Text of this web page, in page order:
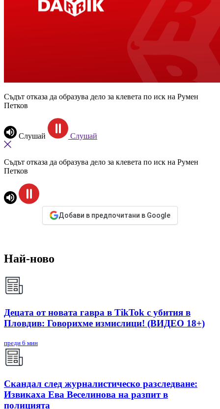
Съдът отказа да образува дело за клевета по иск на Румен
Петков
Слушай Слушай
Съдът отказа да образува дело за клевета по иск на Румен
Петков
Добави в предпочитани в Google
Най-ново
Децата от новата гавра в TikTok с убития в
Пловдив: Говорихме измислици! (ВИДЕО 18+)
преди 6 мин
Скандал след журналистическо разследване:
Извикаха Ева Веселинова на разпит в
полицията